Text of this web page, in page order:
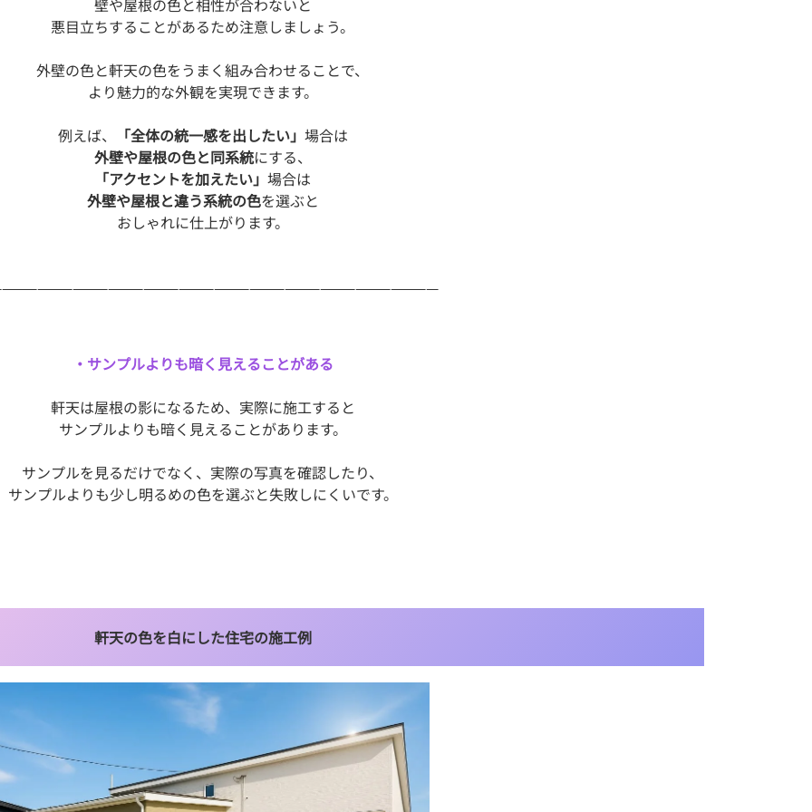
壁や屋根の色と相性が合わないと
悪目立ちすることがあるため注意しましょう。
外壁の色と軒天の色をうまく組み合わせることで、
より魅力的な外観を実現できます。
例えば、
「全体の統一感を出したい」 場合は
外壁や屋根の色と同系統にする、
「アクセントを加えたい」場合は
外壁や屋根と違う系統の色を選ぶと
おしゃれに仕上がります。
・サンプルよりも暗く見えることがある
軒天は屋根の影になるため、実際に施工すると
サンプルよりも暗く見えることがあります。
サンプルを見るだけでなく、実際の写真を確認したり、
サンプルよりも少し明るめの色を選ぶと失敗しにくいです。
軒天の色を白にした住宅の施工例